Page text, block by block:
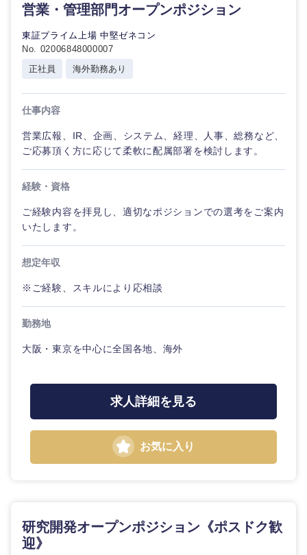
営業・管理部門オープンポジション
東証プライム上場 中堅ゼネコン
No. 02006848000007
正社員
海外勤務あり
仕事内容
営業広報、IR、企画、システム、経理、人事、総務など、
ご応募頂く方に応じて柔軟に配属部署を検討します。
経験・資格
ご経験内容を拝見し、適切なポジションでの選考をご案内
いたします。
想定年収
※ご経験、スキルにより応相談
勤務地
大阪・東京を中心に全国各地、海外
求人詳細を見る
お気に入り
研究開発オープンポジション《ポスドク歓
迎》